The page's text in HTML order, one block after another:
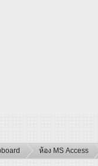
ห้อง MS Access